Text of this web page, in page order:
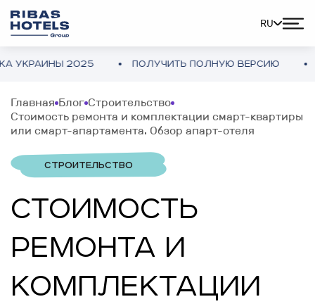
RU
2025 ПОЛУЧИТЬ ПОЛНУЮ ВЕРСИЮ ОБЗОР
Главная Блог Строительство
Стоимость ремонта и комплектации смарт-квартиры
или смарт-апартамента. Обзор апарт-отеля
СТРОИТЕЛЬСТВО
СТОИМОСТЬ
РЕМОНТА И
КОМПЛЕКТАЦИИ